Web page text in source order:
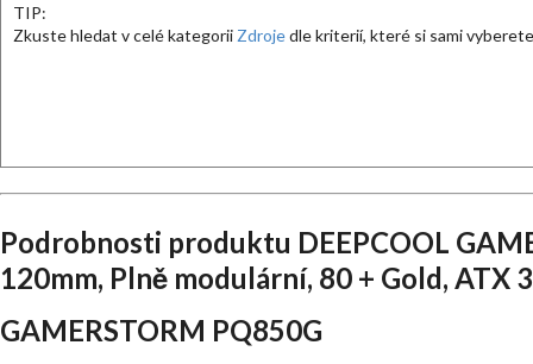
TIP:
Zkuste hledat v celé kategorii Zdrojedle kriterií, které si sami
Podrobnosti produktu DEEPCOOL
120mm, Plně modulární, 80 + Gold, ATX
GAMERSTORM PQ850G